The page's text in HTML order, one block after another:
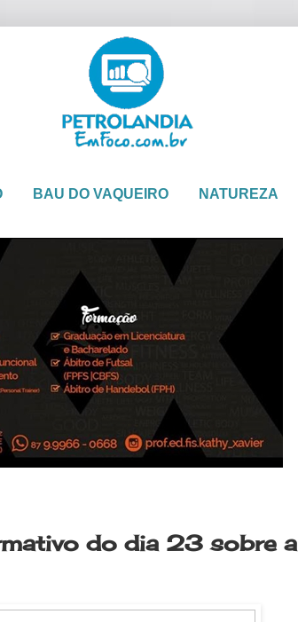
BAU DO VAQUEIRO NATUREZA
do dia 23 sobre a